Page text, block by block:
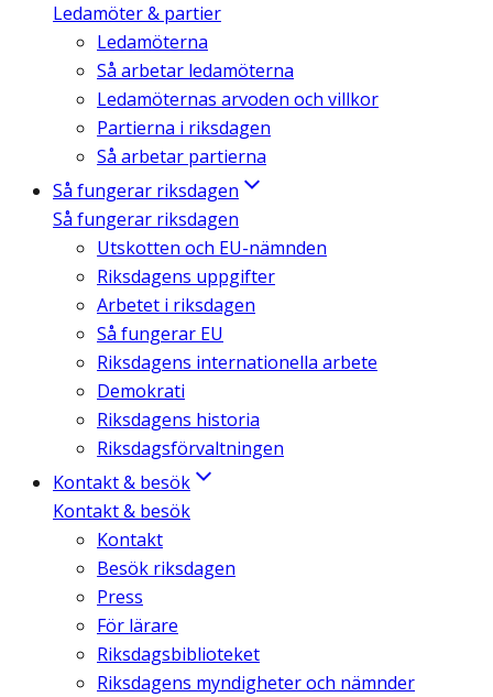
Ledamöter & partier
Ledamöterna
Så arbetar ledamöterna
Ledamöternas arvoden och villkor
Partierna i riksdagen
Så arbetar partierna
Så fungerar riksdagen
Så fungerar riksdagen
Utskotten och EU-nämnden
Riksdagens uppgifter
Arbetet i riksdagen
Så fungerar EU
Riksdagens internationella arbete
Demokrati
Riksdagens historia
Riksdagsförvaltningen
Kontakt & besök
Kontakt & besök
Kontakt
Besök riksdagen
Press
För lärare
Riksdagsbiblioteket
Riksdagens myndigheter och nämnder